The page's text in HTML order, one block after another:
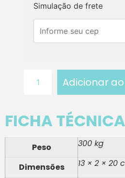
Simulação de frete
Adicionar
FICHA TÉCNICA
Peso 300 kg
Dimensões 13 × 2 × 20